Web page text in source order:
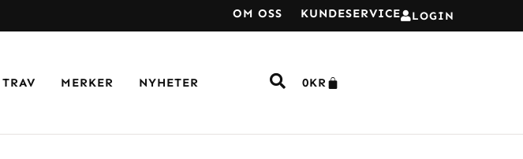
LOGIN
OM OSS KUNDESERVICE
TRAV MERKER NYHETER 0KR